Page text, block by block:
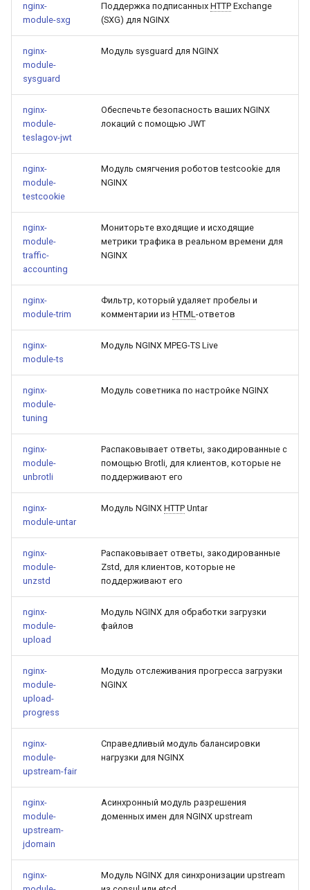
nginx-
module-sxg
Поддержка подписанных HTTP Exchange
(SXG) для NGINX
nginx-
module-
sysguard
Модуль sysguard для NGINX
nginx-
module-
teslagov-jwt
Обеспечьте безопасность ваших NGINX
локаций с помощью JWT
nginx-
module-
testcookie
Модуль смягчения роботов testcookie для
NGINX
nginx-
module-
traffic-
accounting
Мониторьте входящие и исходящие
метрики трафика в реальном времени для
NGINX
nginx-
module-trim
Фильтр, который удаляет пробелы и
комментарии из HTML-ответов
nginx-
module-ts
Модуль NGINX MPEG-TS Live
nginx-
module-
tuning
Модуль советника по настройке NGINX
nginx-
module-
unbrotli
Распаковывает ответы, закодированные с
помощью Brotli, для клиентов, которые не
поддерживают его
nginx-
module-untar
Модуль NGINX HTTP Untar
nginx-
module-
unzstd
Распаковывает ответы, закодированные
Zstd, для клиентов, которые не
поддерживают его
nginx-
module-
upload
Модуль NGINX для обработки загрузки
файлов
nginx-
module-
upload-
progress
Модуль отслеживания прогресса загрузки
NGINX
nginx-
module-
upstream-fair
Справедливый модуль балансировки
нагрузки для NGINX
nginx-
module-
upstream-
jdomain
Асинхронный модуль разрешения
доменных имен для NGINX upstream
nginx-
Модуль NGINX для синхронизации upstream